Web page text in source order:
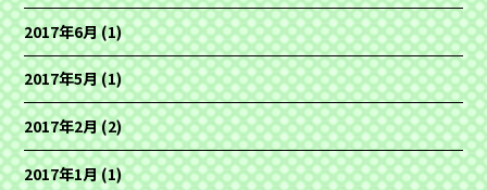
2017年6月(1)
2017年5月(1)
2017年2月(2)
2017年1月(1)